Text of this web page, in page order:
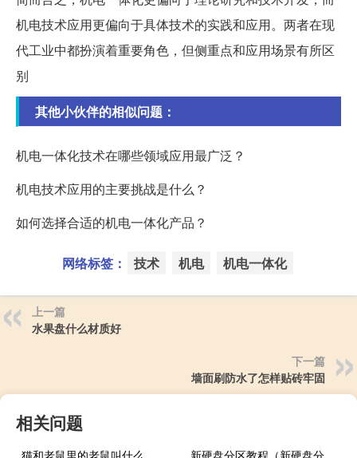
机电技术应用更偏向于具体技术的实践和应用。两者在现
代工业中都扮演着重要角色，但侧重点和应用场景有所区
别
其他小伙伴的相似问题：
机电一体化技术在哪些领域应用最广泛？
机电技术应用的主要挑战是什么？
如何选择合适的机电一体化产品？
网络标签： 技术 机电 机电一体化
上一篇
水果盘什么材质好
下一篇
墙面刷防水了怎样贴砖牢固
相关问题